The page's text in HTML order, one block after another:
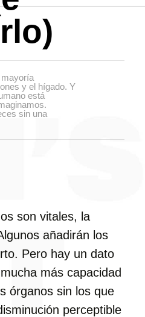
mayoría
y el hígado. Y
está
sin una
son vitales, la
añadirán los
Pero hay un dato
más capacidad
órganos sin los que
perceptible